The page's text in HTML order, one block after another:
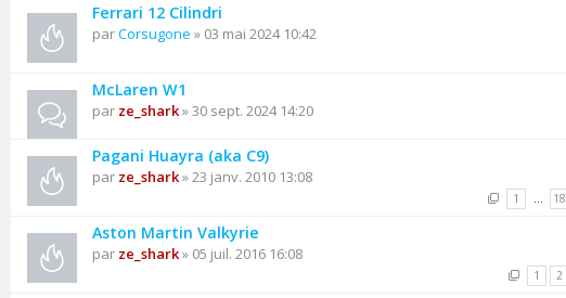
Ferrari 12 Cilindri
parCorsugone » 03 mai 2024 10:42
McLaren W1
par ze_shark» 30 sept. 2024 14:20
Pagani Huayra (aka C9)
par ze_shark» 23 janv. 2010 13:08
1 … 18
Aston Martin Valkyrie
par ze_shark» 05 juil. 2016 16:08
1 2